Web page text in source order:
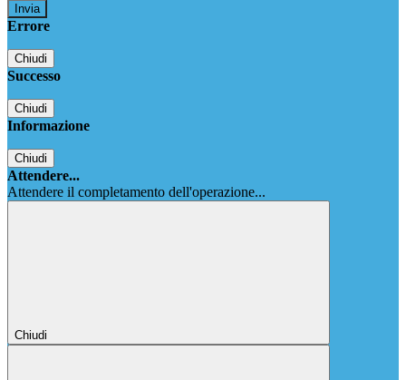
Errore
Chiudi
Successo
Chiudi
Informazione
Chiudi
Attendere...
Attendere il completamento dell'operazione...
Chiudi